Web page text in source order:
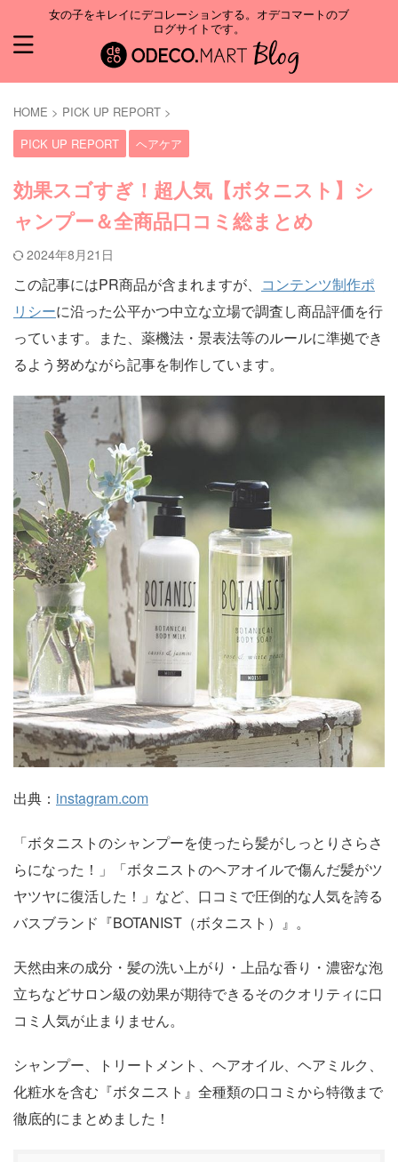
女の子をキレイにデコレーションする。オデコマートのブ
ログサイトです。
HOME > PICK UP REPORT >
PICK UP REPORT
ヘアケア
効果スゴすぎ！超人気【ボタニスト】シ
ャンプー＆全商品口コミ総まとめ
2024年8月21日
この記事にはPR商品が含まれますが、 コンテンツ制作ポ
リシーに沿った公平かつ中立な立場で調査し商品評価を行
っています。また、薬機法・景表法等のルールに準拠でき
るよう努めながら記事を制作しています。
出典： instagram.com
「ボタニストのシャンプーを使ったら髪がしっとりさらさ
らになった！」「ボタニストのヘアオイルで傷んだ髪がツ
ヤツヤに復活した！」など、口コミで圧倒的な人気を誇る
バスブランド『BOTANIST（ボタニスト）』。
天然由来の成分・髪の洗い上がり・上品な香り・濃密な泡
立ちなどサロン級の効果が期待できるそのクオリティに口
コミ人気が止まりません。
シャンプー、トリートメント、ヘアオイル、ヘアミルク、
化粧水を含む『ボタニスト』全種類の口コミから特徴まで
徹底的にまとめました！